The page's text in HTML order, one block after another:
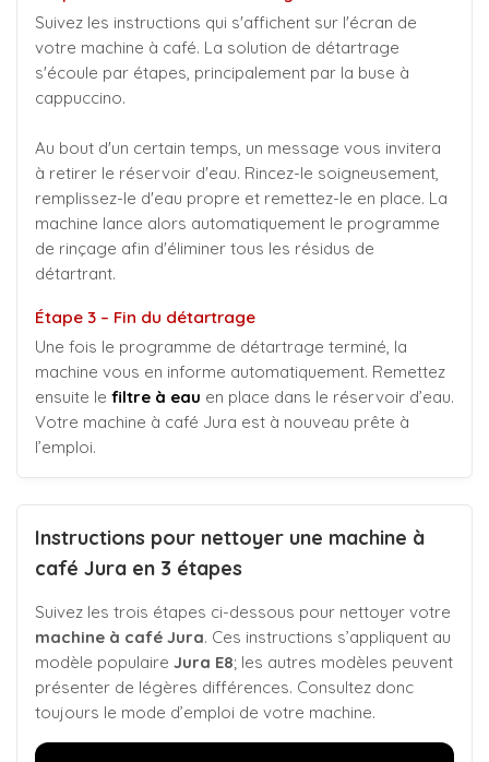
Suivez les instructions qui s'affichent sur l'écran de
votre machine à café. La solution de détartrage
s'écoule par étapes, principalement par la buse à
cappuccino.
Au bout d'un certain temps, un message vous invitera
à retirer le réservoir d'eau. Rincez-le soigneusement,
remplissez-le d'eau propre et remettez-le en place. La
machine lance alors automatiquement le programme
de rinçage afin d'éliminer tous les résidus de
détartrant.
Étape 3 – Fin du détartrage
Une fois le programme de détartrage terminé, la
machine vous en informe automatiquement. Remettez
ensuite le filtre à eau en place dans le réservoir d’eau.
Votre machine à café Jura est à nouveau prête à
l’emploi.
Instructions pour nettoyer une machine à
café Jura en 3 étapes
Suivez les trois étapes ci-dessous pour nettoyer votre
machine à café Jura. Ces instructions s’appliquent au
modèle populaire Jura E8; les autres modèles peuvent
présenter de légères différences. Consultez donc
toujours le mode d’emploi de votre machine.